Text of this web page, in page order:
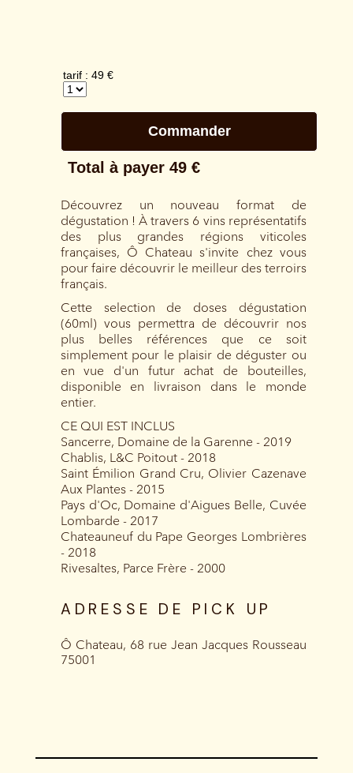
Découvrez un nouveau format de
dégustation ! À travers 6 vins représentatifs
des plus grandes régions viticoles
françaises, Ô Chateau s'invite chez vous
pour faire découvrir le meilleur des terroirs
français.
Cette selection de doses dégustation
(60ml) vous permettra de découvrir nos
plus belles références que ce soit
simplement pour le plaisir de déguster ou
en vue d'un futur achat de bouteilles,
disponible en livraison dans le monde
entier.
CE QUI EST INCLUS
Sancerre, Domaine de la Garenne - 2019
Chablis, L&C Poitout - 2018
Saint Émilion Grand Cru, Olivier Cazenave
Aux Plantes - 2015
Pays d'Oc, Domaine d'Aigues Belle, Cuvée
Lombarde - 2017
Chateauneuf du Pape Georges Lombrières
- 2018
Rivesaltes, Parce Frère - 2000
ADRESSE DE PICK UP
Ô Chateau, 68 rue Jean Jacques Rousseau
75001